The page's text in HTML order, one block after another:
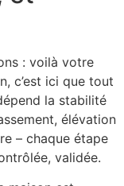
: voilà votre
c’est ici que tout
la stabilité
élévation
– chaque étape
validée.